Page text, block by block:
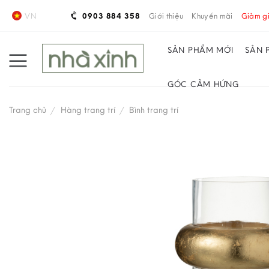
Skip
VN 0903 884 358 Giới thiệu Khuyến mãi Giảm
SẢN PHẨM MỚI SẢN
GÓC CẢM HỨNG
Trang chủ / Hàng trang trí / Bình trang trí